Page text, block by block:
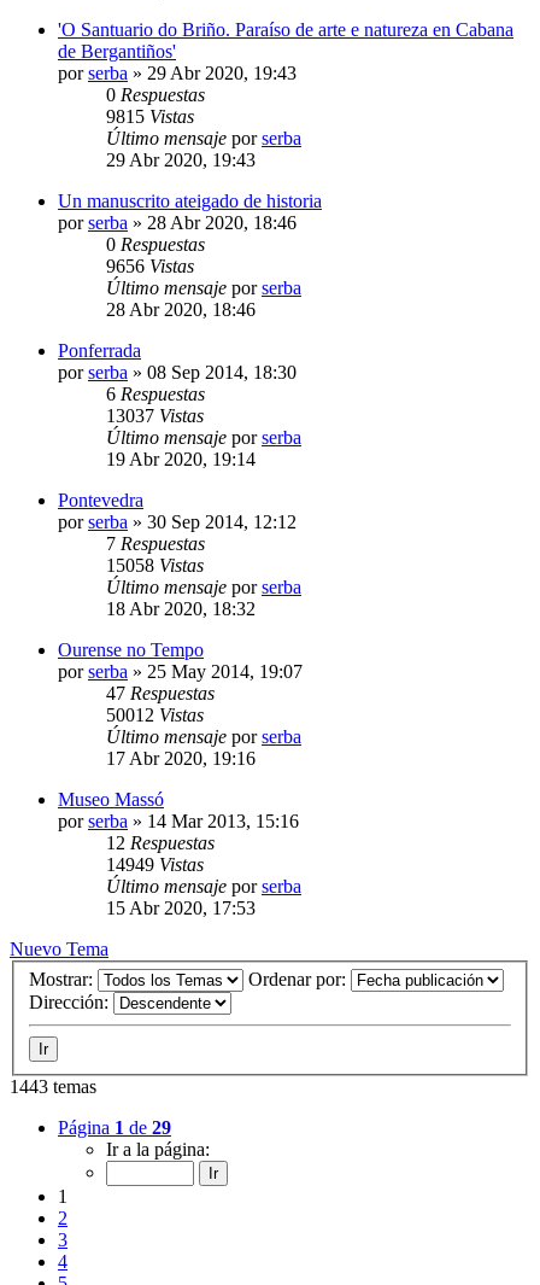
'O Santuario do Briño. Paraíso de arte e natureza en Cabana
de Bergantiños'
porserba » 29 Abr 2020, 19:43
0 Respuestas
9815 Vistas
Último mensaje porserba
29 Abr 2020, 19:43
Un manuscrito ateigado de historia
porserba » 28 Abr 2020, 18:46
0 Respuestas
9656 Vistas
Último mensaje porserba
28 Abr 2020, 18:46
Ponferrada
porserba » 08 Sep 2014, 18:30
6 Respuestas
13037 Vistas
Último mensaje porserba
19 Abr 2020, 19:14
Pontevedra
porserba » 30 Sep 2014, 12:12
7 Respuestas
15058 Vistas
Último mensaje porserba
18 Abr 2020, 18:32
Ourense no Tempo
porserba » 25 May 2014, 19:07
47 Respuestas
50012 Vistas
Último mensaje porserba
17 Abr 2020, 19:16
Museo Massó
porserba » 14 Mar 2013, 15:16
12 Respuestas
14949 Vistas
Último mensaje porserba
15 Abr 2020, 17:53
Nuevo Tema
Mostrar:
Ordenar por:
Dirección:
1443 temas
Página 1 de 29
Ir a la página:
1
2
3
4